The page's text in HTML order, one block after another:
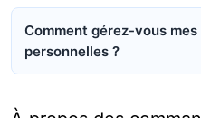
Comment gérez-vous
personnelles ?